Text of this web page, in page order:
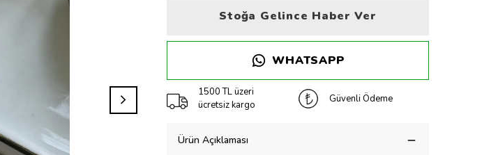
Stoğa Gelince Haber Ver
WHATSAPP
1500 TL üzeri
ücretsiz kargo
Güvenli Ödeme
Ürün Açıklaması